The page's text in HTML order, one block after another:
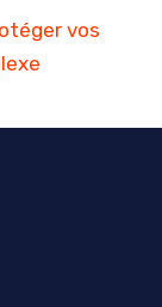
vos